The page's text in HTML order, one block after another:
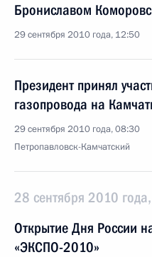
Брониславом
29 сентября 2010 года, 12:50
Президент принял
газопровода на
29 сентября 2010 года, 08:30
Петропавловск-Камчатский
28 сентября 2010
Открытие Дня России
«ЭКСПО-2010»